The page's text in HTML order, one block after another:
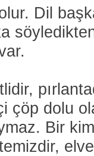
Dil
çöp dolu
Bir